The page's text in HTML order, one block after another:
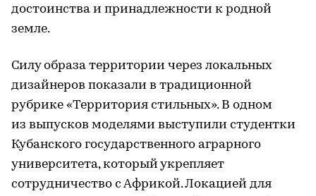
достоинства и принадлежности к родной
земле.
Силу образа территории через локальных
дизайнеров показали в традиционной
рубрике «Территория стильных». В одном
из выпусков моделями выступили студентки
Кубанского государственного аграрного
университета, который укрепляет
сотрудничество с Африкой. Локацией для